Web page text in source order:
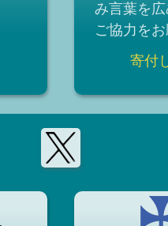
み言葉を
ご協力を
寄付